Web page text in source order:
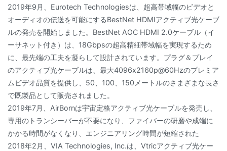
2019年9月、Eurotech Technologiesは、超高帯域幅のビデオと
オーディオの伝送を可能にするBestNet HDMIアクティブ光ケーブ
ルの発売を開始しました。BestNet AOC HDMI 2.0ケーブル（イ
ーサネット付き）は、18Gbpsの超高精細帯域幅を実現するため
に、最先端の工夫を凝らして設計されています。プラグ＆プレイ
のアクティブ光ケーブルは、最大4096x2160p@60Hzのプレミア
ムビデオ品質を提供し、50、100、150メートルのさまざまな長さ
で既製品として販売されました。
2019年7月、AirBornは宇宙定格アクティブ光ケーブルを発売し、
専用のトランシーバーが不要になり、ファイバーの研磨や成端に
かかる時間がなくなり、エンジニアリング時間が短縮された
2018年2月、VIA Technologies, Inc.は、Vtricアクティブ光ケー